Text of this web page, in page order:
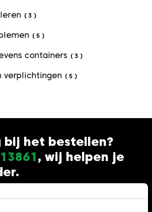
( 3 )
( 5 )
containers ( 3 )
verplichtingen ( 5 )
bij het bestellen?
, wij helpen je